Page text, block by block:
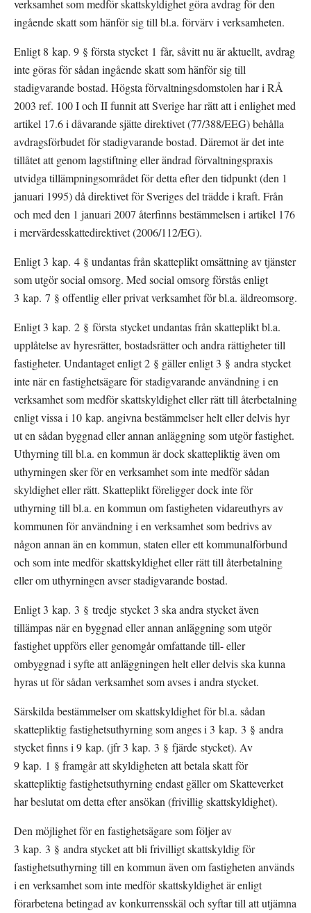
verksamhet som medför skattskyldighet göra avdrag för den
ingående skatt som hänför sig till bl.a. förvärv i verksamheten.
Enligt 8 kap. 9 § första stycket 1 får, såvitt nu är aktuellt, avdrag
inte göras för sådan ingående skatt som hänför sig till
stadigvarande bostad. Högsta förvaltningsdomstolen har i RÅ
2003 ref. 100 I och II funnit att Sverige har rätt att i enlighet med
artikel 17.6 i dåvarande sjätte direktivet (77/388/EEG) behålla
avdrags­förbudet för stadigvarande bostad. Däremot är det inte
tillåtet att genom lagstiftning eller ändrad förvaltningspraxis
utvidga tillämpningsområdet för detta efter den tidpunkt (den 1
januari 1995) då direktivet för Sveriges del trädde i kraft. Från
och med den 1 januari 2007 återfinns bestämmelsen i artikel 176
i mervärdesskattedirektivet (2006/112/EG).
Enligt 3 kap. 4 § undantas från skatteplikt omsättning av tjänster
som utgör social omsorg. Med social omsorg förstås enligt
3 kap. 7 § offentlig eller privat verksamhet för bl.a. äldreomsorg.
Enligt 3 kap. 2 § första stycket undantas från skatteplikt bl.a.
upplåtelse av hyresrätter, bostadsrätter och andra rättigheter till
fastigheter. Undantaget enligt 2 § gäller enligt 3 § andra stycket
inte när en fastighetsägare för stadigvarande användning i en
verksamhet som medför skattskyldighet eller rätt till återbetalning
enligt vissa i 10 kap. angivna bestämmelser helt eller delvis hyr
ut en sådan byggnad eller annan anläggning som utgör fastighet.
Uthyrning till bl.a. en kommun är dock skattepliktig även om
uthyrningen sker för en verksamhet som inte medför sådan
skyldighet eller rätt. Skatteplikt föreligger dock inte för
uthyrning till bl.a. en kommun om fastigheten vidareuthyrs av
kommunen för användning i en verksamhet som bedrivs av
någon annan än en kommun, staten eller ett kommunalförbund
och som inte medför skattskyldighet eller rätt till återbetalning
eller om uthyrningen avser stadigvarande bostad.
Enligt 3 kap. 3 § tredje stycket 3 ska andra stycket även
tillämpas när en byggnad eller annan anläggning som utgör
fastighet uppförs eller genomgår omfattande till- eller
ombyggnad i syfte att anläggningen helt eller delvis ska kunna
hyras ut för sådan verksamhet som avses i andra stycket.
Särskilda bestämmelser om skattskyldighet för bl.a. sådan
skattepliktig fastighetsuthyrning som anges i 3 kap. 3 § andra
stycket finns i 9 kap. (jfr 3 kap. 3 § fjärde stycket). Av
9 kap. 1 § framgår att skyldigheten att betala skatt för
skattepliktig fastighetsuthyrning endast gäller om Skatteverket
har beslutat om detta efter ansökan (frivillig skattskyldighet).
Den möjlighet för en fastighetsägare som följer av
3 kap. 3 § andra stycket att bli frivilligt skattskyldig för
fastighetsuthyrning till en kommun även om fastigheten används
i en verksamhet som inte medför skattskyldighet är enligt
förarbetena betingad av konkurrensskäl och syftar till att utjämna